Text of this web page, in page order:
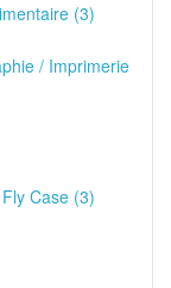
(3)
/ Imprimerie
Case (3)